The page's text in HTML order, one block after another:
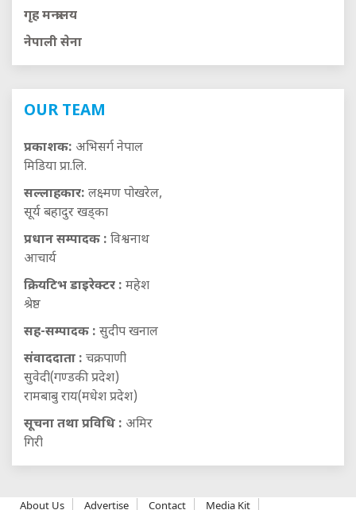
गृह मन्त्रालय
नेपाली सेना
OUR TEAM
प्रकाशक: अभिसर्ग नेपाल
मिडिया प्रा.लि.
सल्लाहकार: लक्ष्मण पोखरेल,
सूर्य बहादुर खड्का
प्रधान सम्पादक : विश्वनाथ
आचार्य
क्रियटिभ डाइरेक्टर : महेश
श्रेष्ठ
सह-सम्पादक : सुदीप खनाल
संवाददाता : चक्रपाणी
सुवेदी(गण्डकी प्रदेश)
रामबाबु राय(मधेश प्रदेश)
सूचना तथा प्रविधि : अमिर
गिरी
About Us Advertise Contact Media Kit